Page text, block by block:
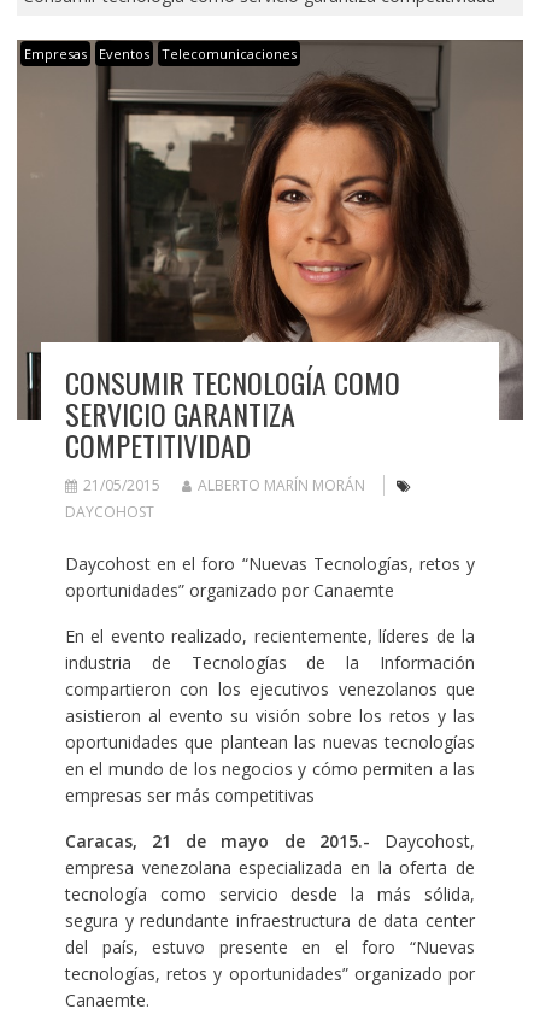
Empresas Eventos Telecomunicaciones
CONSUMIR TECNOLOGÍA COMO
SERVICIO GARANTIZA
COMPETITIVIDAD
21/05/2015
ALBERTO MARÍN MORÁN
DAYCOHOST
Daycohost en el foro “Nuevas Tecnologías, retos y
oportunidades” organizado por Canaemte
En el evento realizado, recientemente, líderes de la
industria de Tecnologías de la Información
compartieron con los ejecutivos venezolanos que
asistieron al evento su visión sobre los retos y las
oportunidades que plantean las nuevas tecnologías
en el mundo de los negocios y cómo permiten a las
empresas ser más competitivas
Caracas, 21 de mayo de 2015.- Daycohost,
empresa venezolana especializada en la oferta de
tecnología como servicio desde la más sólida,
segura y redundante infraestructura de data center
del país, estuvo presente en el foro “Nuevas
tecnologías, retos y oportunidades” organizado por
Canaemte.